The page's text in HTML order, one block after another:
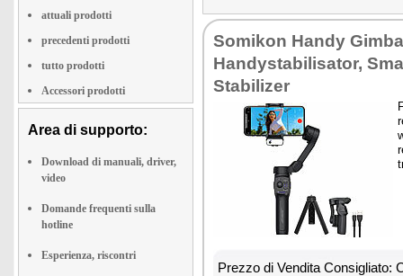
attuali prodotti
precedenti prodotti
tutto prodotti
Accessori prodotti
Area di supporto:
Download di manuali, driver,
video
Domande frequenti sulla
hotline
Esperienza, riscontri
Somikon Handy
Handystabilisator,
Stabilizer
Prezzo di Vendita Consigliato: